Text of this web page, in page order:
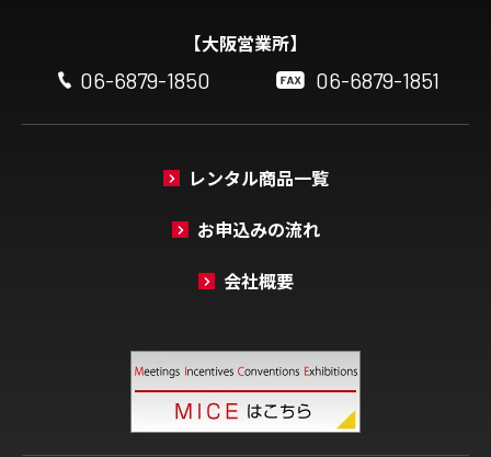
【大阪営業所】
06-6879-1850
06-6879-1851
レンタル商品一覧
お申込みの流れ
会社概要